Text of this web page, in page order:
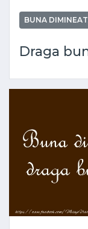
BUNA
Draga